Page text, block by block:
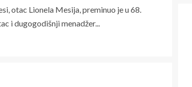
otac Lionela Mesija, preminuo je u 68.
i dugogodišnji menadžer...